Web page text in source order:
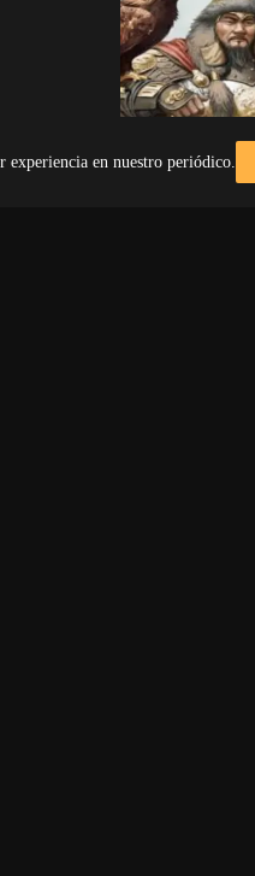
experiencia en nuestro periódico.